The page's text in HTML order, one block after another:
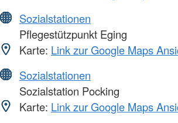
Sozialstationen
Pflegestützpunkt Eging
Karte: Link zur Google Maps
Sozialstationen
Sozialstation Pocking
Karte: Link zur Google Maps